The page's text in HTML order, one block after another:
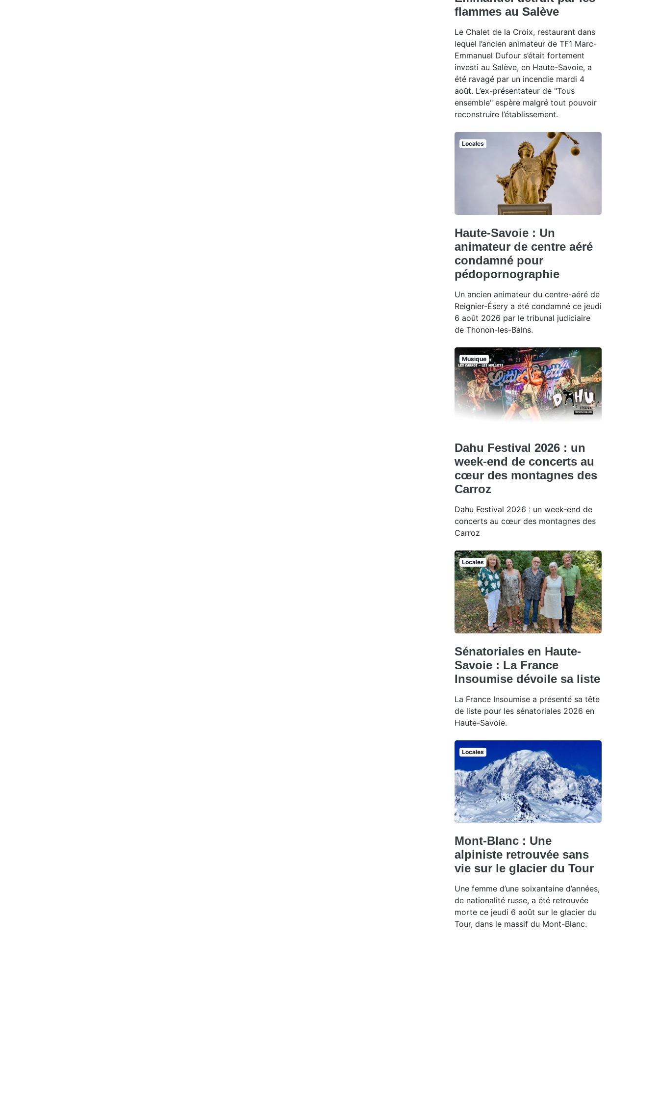
flammes au Salève
Le Chalet de la Croix, restaurant dans
lequel l’ancien animateur de TF1 Marc-
Emmanuel Dufour s’était fortement
investi au Salève, en Haute-Savoie, a
été ravagé par un incendie mardi 4
août. L’ex-présentateur de "Tous
ensemble" espère malgré tout pouvoir
reconstruire l’établissement.
Locales
Haute-Savoie : Un
animateur de centre aéré
condamné pour
pédopornographie
Un ancien animateur du centre-aéré de
Reignier-Ésery a été condamné ce jeudi
6 août 2026 par le tribunal judiciaire
de Thonon-les-Bains.
Musique
Dahu Festival 2026 : un
week-end de concerts au
cœur des montagnes des
Carroz
Dahu Festival 2026 : un week-end de
concerts au cœur des montagnes des
Carroz
Locales
Sénatoriales en Haute-
Savoie : La France
Insoumise dévoile sa liste
La France Insoumise a présenté sa tête
de liste pour les sénatoriales 2026 en
Haute-Savoie.
Locales
Mont-Blanc : Une
alpiniste retrouvée sans
vie sur le glacier du Tour
Une femme d’une soixantaine d’années,
de nationalité russe, a été retrouvée
morte ce jeudi 6 août sur le glacier du
Tour, dans le massif du Mont-Blanc.